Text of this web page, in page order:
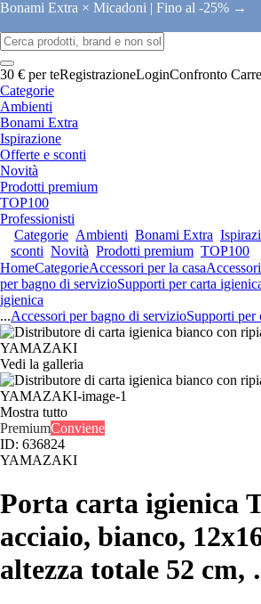
Bonami Extra × Micadoni | Fino al -25% →
30 € per teRegistrazioneLoginConfronto
Categorie
Ambienti
Bonami Extra
Ispirazione
Offerte e sconti
Novità
Prodotti premium
TOP100
Professionisti
Categorie Ambienti Bonami Extra
sconti Novità Prodotti premium TOP100
HomeCategorieAccessori per la casa
per bagno di servizioSupporti per carta
igienica
...Accessori per bagno di servizioSupporti per
Vedi la galleria
Mostra tutto
PremiumConviene
ID: 636824
YAMAZAKI
Porta carta igienica
acciaio, bianco,
altezza totale 52 cm,